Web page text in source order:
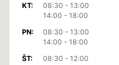
KT:
08:30 - 13:00
14:00 - 18:00
PN:
08:30 - 13:00
14:00 - 18:00
ŠT:
08:30 - 12:00